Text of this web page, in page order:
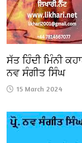
ਸੱਤ ਹਿੰਦੀ ਮਿੰਨੀ
ਨਵ ਸੰਗੀਤ ਸਿੰਘ
15 March 2024